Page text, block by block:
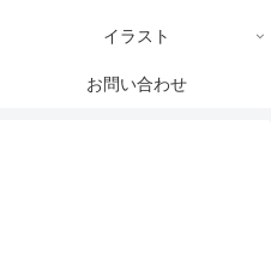
イラスト
お問い合わせ